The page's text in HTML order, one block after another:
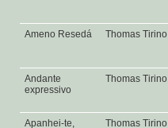
Ameno Resedá Thomas Tirino
Andante
expressivo
Thomas Tirino
Apanhei-te,
Thomas Tirino